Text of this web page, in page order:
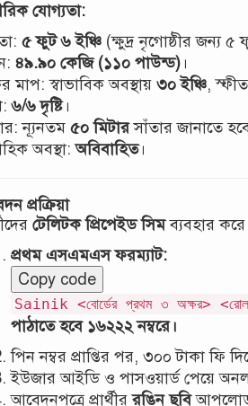
যোগ্যতা:
৫ ফুট ৬ ইঞ্চি (ক্ষুদ্র নৃগোষ্ঠীর জন্য ৫
৪৯.৯০ কেজি (১১০ পাউন্ড) ।
মাপ: স্বাভাবিক অবস্থায় ৩০ ইঞ্চি,
৬/৬ দৃষ্টি।
ন্যূনতম ৫০ মিটারসাঁতার জানাতে
অবস্থা:অবিবাহিত।
প্রক্রিয়া
টেলিটক প্রিপেইড সিমব্যবহার
প্রথম এসএমএস ফরম্যাট:
Copy code
Sainik <বোর্ডের প্রথম ৩ অক্ষর>
পাঠাতে হবে ১৬২২২ নম্বরে।
পিন নম্বর প্রাপ্তির পর, ৩০০ টাকা ফি
ইউজার আইডি ও পাসওয়ার্ড পেয়ে
আবেদনপত্রে প্রার্থীররঙিন ছবিআপলোড